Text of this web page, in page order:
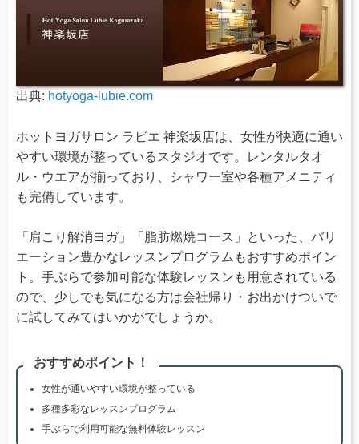
出典: hotyoga-lubie.com
ホットヨガサロン ラビエ 神楽坂店は、女性が快適に通い
やすい環境が整っているスタジオです。レンタルタオ
ル・ウエアが揃っており、シャワー室や各種アメニティ
も完備しています。
「肩こり解消ヨガ」「脂肪燃焼コース」といった、バリ
エーション豊かなレッスンプログラムもおすすめポイン
ト。手ぶらで参加可能な体験レッスンも用意されている
ので、少しでも気になる方は会社帰り・お出かけついで
に試してみてはいかがでしょうか。
おすすめポイント！
女性が通いやすい環境が整っている
多種多彩なレッスンプログラム
手ぶらで利用可能な無料体験レッスン